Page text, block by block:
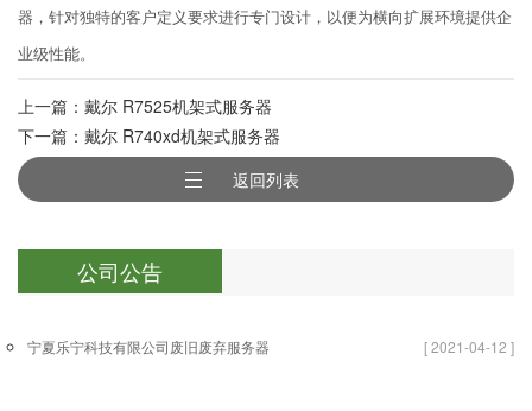
器，针对独特的客户定义要求进行专门设计，以便为横向扩展环境提供企
业级性能。
上一篇：戴尔 R7525机架式服务器
下一篇：戴尔 R740xd机架式服务器
返回列表
公司公告
宁夏乐宁科技有限公司废旧废弃服务器
[ 2021-04-12 ]